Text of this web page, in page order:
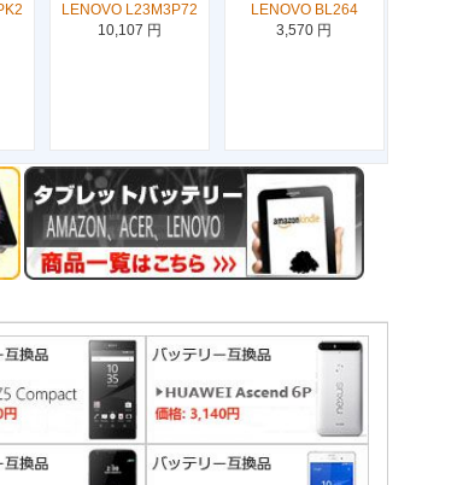
LENOVO L23M3P72
10,107 円
LENOVO BL264
3,570 円